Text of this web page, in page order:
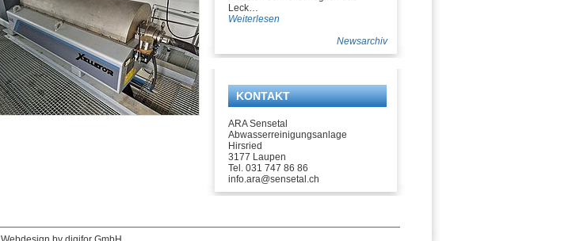
Leck…
Weiterlesen
Newsarchiv
KONTAKT
ARA Sensetal
Abwasserreinigungsanlage
Hirsried
3177 Laupen
Tel. 031 747 86 86
info.ara@sensetal.ch